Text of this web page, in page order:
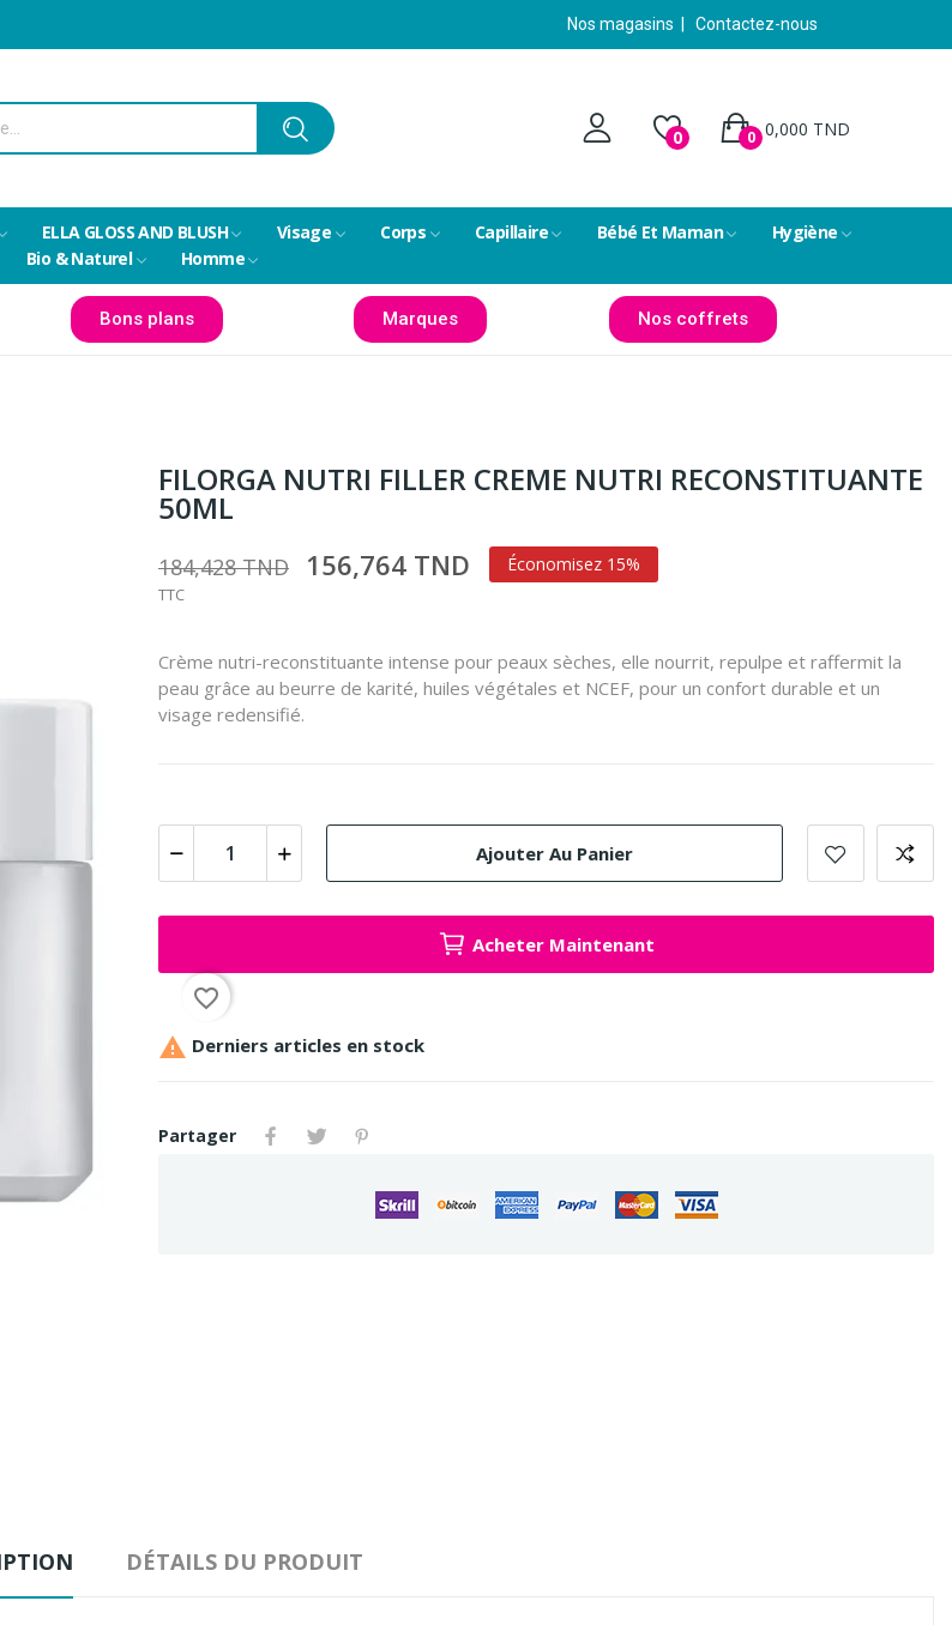
Nos magasins Contactez-nous
0 0,000 TND
0
ELLA GLOSS AND BLUSH Visage Corps Capillaire Bébé Et Maman
Hygiène
Bio & Naturel Homme
Bons plans Marques Nos coffrets
FILORGA NUTRI FILLER CREME NUTRI RECONSTITUANTE
50ML
184,428 TND 156,764 TND Économisez 15%
TTC
Crème nutri-reconstituante intense pour peaux sèches, elle nourrit, repulpe et raffermit la
peau grâce au beurre de karité, huiles végétales et NCEF, pour un confort durable et un
visage redensifié.
Ajouter Au Panier
Acheter Maintenant
favorite_border
 Derniers articles en stock
Partager
DÉTAILS DU PRODUIT